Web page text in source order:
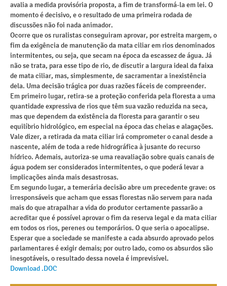
avalia a medida provisória proposta, a fim de transformá-la em lei. O
momento é decisivo, e o resultado de uma primeira rodada de
discussões não foi nada animador.
Ocorre que os ruralistas conseguiram aprovar, por estreita margem, o
fim da exigência de manutenção da mata ciliar em rios denominados
intermitentes, ou seja, que secam na época da escassez de água. Já
não se trata, para esse tipo de rio, de discutir a largura ideal da faixa
de mata ciliar, mas, simplesmente, de sacramentar a inexistência
dela. Uma decisão trágica por duas razões fáceis de compreender.
Em primeiro lugar, retira-se a proteção conferida pela floresta a uma
quantidade expressiva de rios que têm sua vazão reduzida na seca,
mas que dependem da existência da floresta para garantir o seu
equilíbrio hidrológico, em especial na época das cheias e alagações.
Vale dizer, a retirada da mata ciliar irá comprometer o canal desde a
nascente, além de toda a rede hidrográfica à jusante do recurso
hídrico. Ademais, autoriza-se uma reavaliação sobre quais canais de
água podem ser considerados intermitentes, o que poderá levar a
implicações ainda mais desastrosas.
Em segundo lugar, a temerária decisão abre um precedente grave: os
irresponsáveis que acham que essas florestas não servem para nada
mais do que atrapalhar a vida do produtor certamente passarão a
acreditar que é possível aprovar o fim da reserva legal e da mata ciliar
em todos os rios, perenes ou temporários. O que seria o apocalipse.
Esperar que a sociedade se manifeste a cada absurdo aprovado pelos
parlamentares é exigir demais; por outro lado, como os absurdos são
inesgotáveis, o resultado dessa novela é imprevisível.
Download .DOC